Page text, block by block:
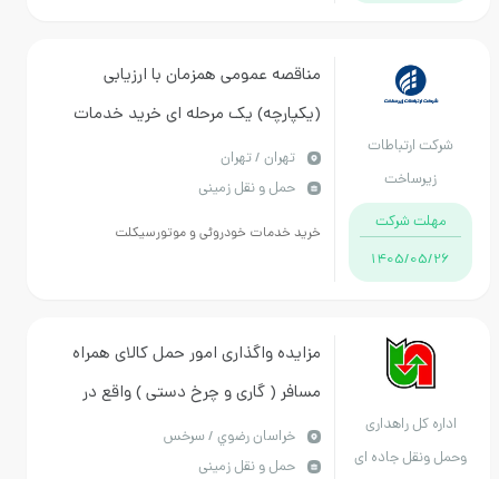
شرکت ارتباطات
زیرساخت
مهلت شرکت
1405/05/26
مناقصه عمومی همزمان با ارزیابی
(یکپارچه) یک مرحله ای خرید خدمات
خودروئی و موتورسیکلت
تهران / تهران
حمل و نقل زمینی
خرید خدمات خودروئی و موتورسیکلت
اداره کل راهداری
وحمل ونقل جاده ای
مزایده واگذاری امور حمل کالای همراه
مسافر ( گاری و چرخ دستی ) واقع در
پایانه مرزی سرخس (نوبت سوم)
خراسان رضوي / سرخس
حمل و نقل زمینی